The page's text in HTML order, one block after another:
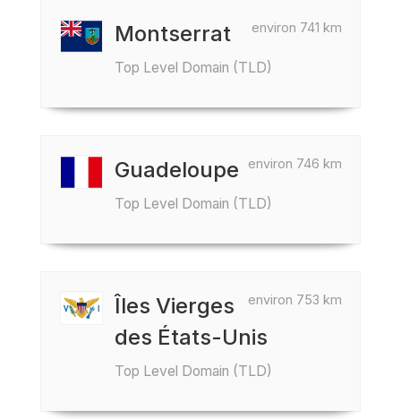
environ 741 km
Montserrat
Top Level Domain (TLD)
environ 746 km
Guadeloupe
Top Level Domain (TLD)
environ 753 km
Îles Vierges
des États-Unis
Top Level Domain (TLD)